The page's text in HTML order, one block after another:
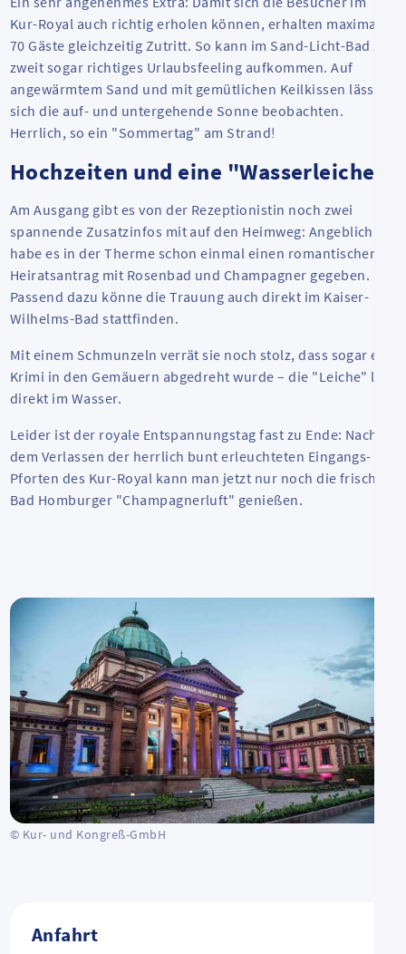
Kur-Royal auch richtig erholen können, erhalten maximal
70 Gäste gleichzeitig Zutritt. So kann im Sand-Licht-Bad zu
zweit sogar richtiges Urlaubsfeeling aufkommen. Auf
angewärmtem Sand und mit gemütlichen Keilkissen lässt
sich die auf- und untergehende Sonne beobachten.
Herrlich, so ein "Sommertag" am Strand!
Hochzeiten und eine "Wasserleiche"
Am Ausgang gibt es von der Rezeptionistin noch zwei
spannende Zusatzinfos mit auf den Heimweg: Angeblich
habe es in der Therme schon einmal einen romantischen
Heiratsantrag mit Rosenbad und Champagner gegeben.
Passend dazu könne die Trauung auch direkt im Kaiser-
Wilhelms-Bad stattfinden.
Mit einem Schmunzeln verrät sie noch stolz, dass sogar ein
Krimi in den Gemäuern abgedreht wurde – die "Leiche" lag
direkt im Wasser.
Leider ist der royale Entspannungstag fast zu Ende: Nach
dem Verlassen der herrlich bunt erleuchteten Eingangs-
Pforten des Kur-Royal kann man jetzt nur noch die frische
Bad Homburger "Champagnerluft" genießen.
© Kur- und Kongreß-GmbH
Anfahrt